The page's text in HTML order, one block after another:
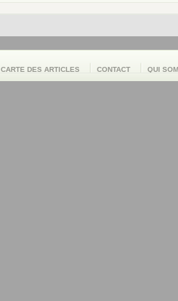
CARTE DES ARTICLES CONTACT QUI